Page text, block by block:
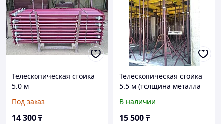
Телескопическая стойка
5.0 м
Под заказ
14 300₸
Телескопическая стойка
5.5 м (толщина металла
В наличии
15 500₸